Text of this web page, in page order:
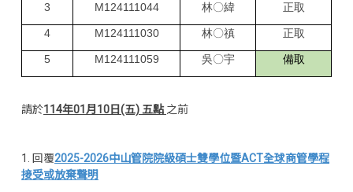
3 M124111044 林〇緯 正取
4 M124111030 林〇禛 正取
5 M124111059 吳〇宇 備取
請於114年01月10日(五) 五點之前
1. 回覆2025-2026中山管院院級碩士雙學位暨ACT全球商管學程
接受或放棄聲明